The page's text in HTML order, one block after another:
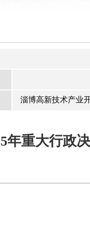
淄博高新技术产业
年重大行政